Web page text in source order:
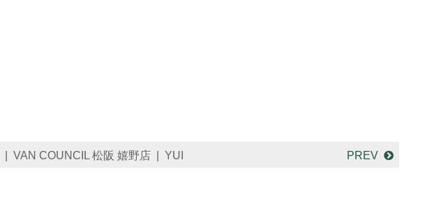
VAN COUNCIL 松阪 嬉野店 YUI PREV